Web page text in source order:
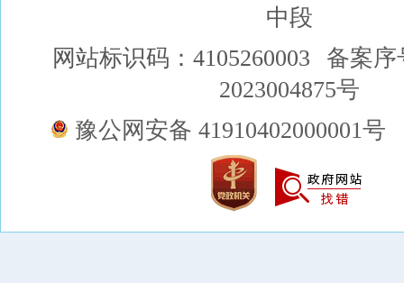
中段
网站标识码：4105260003
备案序
2023004875号
豫公网安备 41910402000001号